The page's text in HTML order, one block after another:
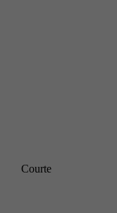
Courte